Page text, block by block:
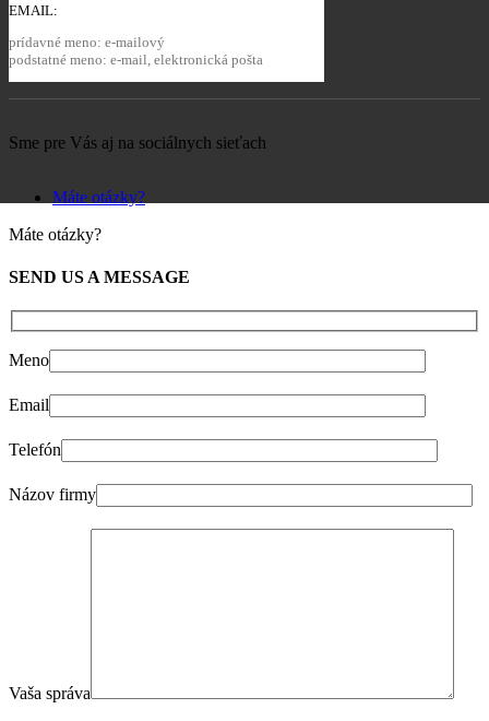
EMAIL:
prídavné meno: e-mailový
podstatné meno: e-mail, elektronická pošta
Sme pre Vás aj na sociálnych sieťach
Máte otázky?
Máte otázky?
SEND US A MESSAGE
Meno
Email
Telefón
Názov firmy
Vaša správa